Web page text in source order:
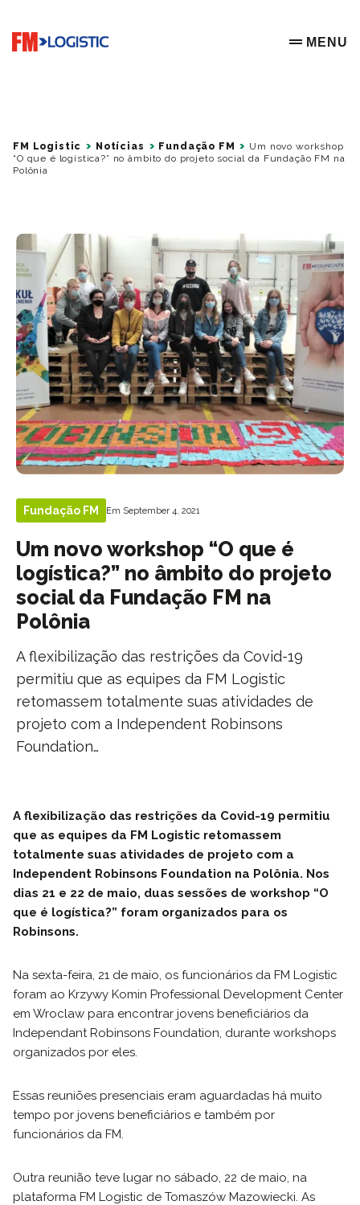
Go to home page
OPEN
MENU
FM Logistic Notícias Fundação FM
Um novo workshop
“O que é logística?” no âmbito do projeto social da Fundação FM na
Polônia
Fundação FM Em September 4, 2021
Um novo workshop “O que é
logística?” no âmbito do projeto
social da Fundação FM na
Polônia
A flexibilização das restrições da Covid-19
permitiu que as equipes da FM Logistic
retomassem totalmente suas atividades de
projeto com a Independent Robinsons
Foundation…
A flexibilização das restrições da Covid-19 permitiu
que as equipes da FM Logistic retomassem
totalmente suas atividades de projeto com a
Independent Robinsons Foundation na Polônia. Nos
dias 21 e 22 de maio, duas sessões de workshop “O
que é logística?” foram organizados para os
Robinsons.
Na sexta-feira, 21 de maio, os funcionários da FM Logistic
foram ao Krzywy Komin Professional Development Center
em Wroclaw para encontrar jovens beneficiários da
Independant Robinsons Foundation, durante workshops
organizados por eles.
Essas reuniões presenciais eram aguardadas há muito
tempo por jovens beneficiários e também por
funcionários da FM.
Outra reunião teve lugar no sábado, 22 de maio, na
plataforma FM Logistic de Tomaszów Mazowiecki. As